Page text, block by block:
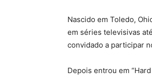
Nascido em Toledo,
em séries televisivas
convidado a participar
Depois entrou em